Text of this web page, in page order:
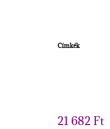
Címkék
21 682 Ft